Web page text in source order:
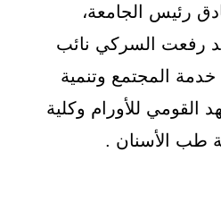
رئيس الجامعة،
رفعت السركي نائب
المجتمع وتنمية
القومي للأورام وكلية
طب الأسنان .